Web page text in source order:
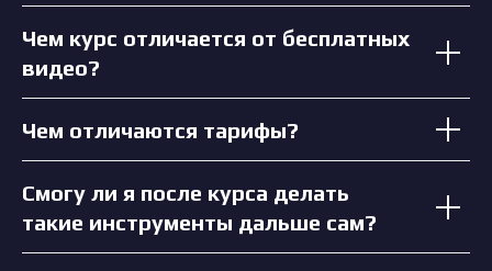
Чем курс отличается от бесплатных
видео?
Чем отличаются тарифы?
Смогу ли я после курса делать
такие инструменты дальше сам?